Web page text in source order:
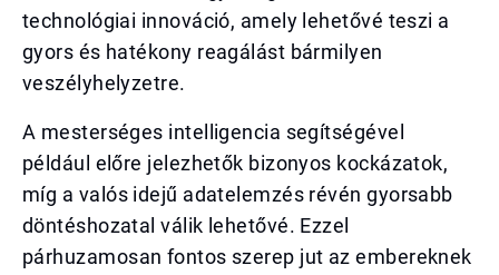
technológiai innováció, amely lehetővé teszi a
gyors és hatékony reagálást bármilyen
veszélyhelyzetre.
A mesterséges intelligencia segítségével
például előre jelezhetők bizonyos kockázatok,
míg a valós idejű adatelemzés révén gyorsabb
döntéshozatal válik lehetővé. Ezzel
párhuzamosan fontos szerep jut az embereknek